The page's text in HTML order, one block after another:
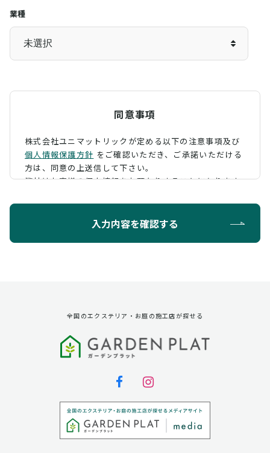
業種
同意事項
株式会社ユニマットリックが定める以下の注意事項及び
個人情報保護方針 をご確認いただき、 ご承諾いただける
方は、同意の上送信して下さい。
弊社はお客様の個人情報をお預かりすることになります
ように定め、保護に努めております。
第三者への提供
弊社は法律で定められている場合を除いて、お客様の個
個人情報の取扱い業務の委託
弊社は事業運営上、お客様により良いサービスを提供す
るために業務の一部を外部に委託しており、業務委託先
入力内容を確認する
全国のエクステリア・お庭の施工店が探せる